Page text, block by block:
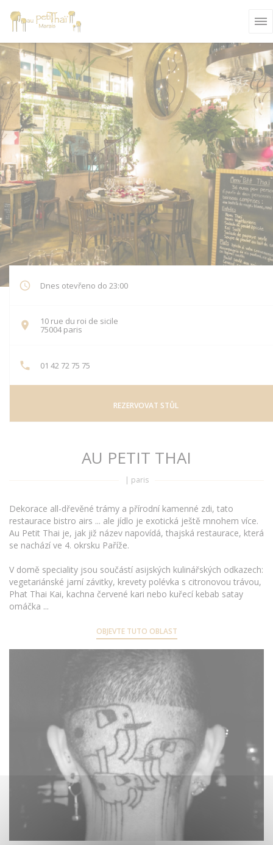
Dnes otevřeno do 23:00
10 rue du roi de sicile
75004 paris
01 42 72 75 75
REZERVOVAT STŮL
AU PETIT THAI
| paris
Dekorace all-dřevěné trámy a přírodní kamenné zdi, tato
restaurace bistro airs ... ale jídlo je exotická ještě mnohem více.
Au Petit Thai je, jak již název napovídá, thajská restaurace, která
se nachází ve 4. okrsku Paříže.
V domě speciality jsou součástí asijských kulinářských odkazech:
vegetariánské jarní závitky, krevety polévka s citronovou trávou,
Phat Thai Kai, kachna červené kari nebo kuřecí kebab satay
omáčka ...
OBJEVTE TUTO OBLAST